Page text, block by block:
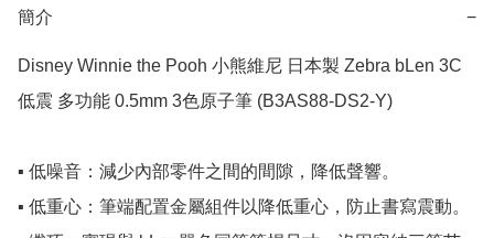
簡介 −
Disney Winnie the Pooh 小熊維尼 日本製 Zebra bLen 3C
低震 多功能 0.5mm 3色原子筆 (B3AS88-DS2-Y)
▪️ 低噪音：減少內部零件之間的間隙，降低聲響。
▪️ 低重心：筆端配置金屬組件以降低重心，防止書寫震動。